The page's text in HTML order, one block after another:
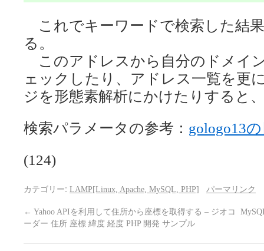
これでキーワードで検索した結
る。
このアドレスから自分のドメイ
ェックしたり、アドレス一覧を更
ジを形態素解析にかけたりすると
検索パラメータの参考： gologo13
(124)
カテゴリー: LAMP[Linux, Apache, MySQL, PHP] パーマリンク
← Yahoo APIを利用して住所から座標を取得する – ジオコ
ーダー 住所 座標 緯度 経度 PHP 開発 サンプル